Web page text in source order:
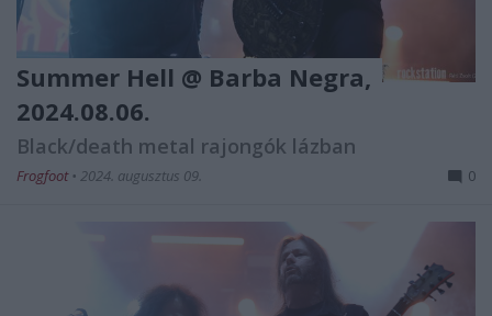
Summer Hell @ Barba Negra,
2024.08.06.
Black/death metal rajongók lázban
Frogfoot • 2024. augusztus 09. 0